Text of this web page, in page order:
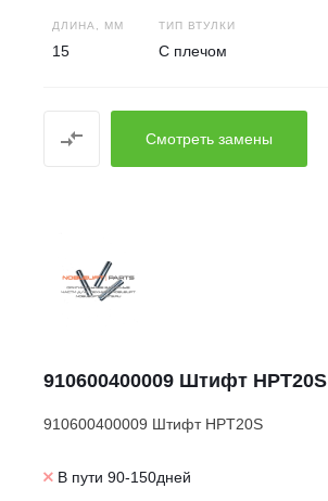
ДЛИНА, ММ
15
ТИП ВТУЛКИ
С плечом
Смотреть замены
910600400009 Штифт HPT20S
910600400009 Штифт HPT20S
В пути 90-150дней